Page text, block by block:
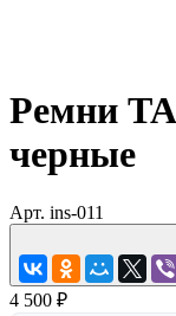
Ремни
черные
Арт. ins-011
4 500 ₽